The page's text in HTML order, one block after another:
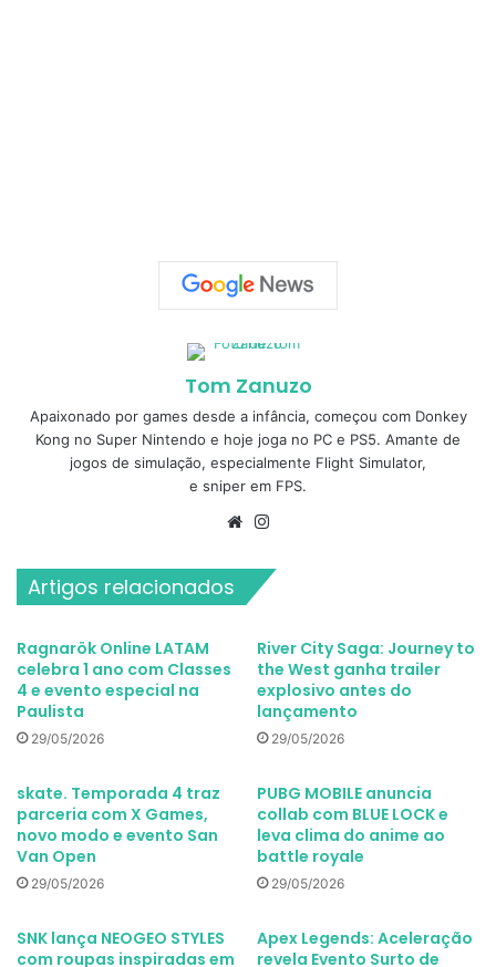
Tom Zanuzo
Apaixonado por games desde a infância, começou com Donkey
Kong no Super Nintendo e hoje joga no PC e PS5. Amante de
jogos de simulação, especialmente Flight Simulator,
e sniper em FPS.
Website
Artigos relacionados
Ragnarök Online LATAM
celebra 1 ano com Classes
4 e evento especial na
Paulista
29/05/2026
River City Saga: Journey to
the West ganha trailer
explosivo antes do
lançamento
29/05/2026
skate. Temporada 4 traz
parceria com X Games,
novo modo e evento San
Van Open
29/05/2026
PUBG MOBILE anuncia
collab com BLUE LOCK e
leva clima do anime ao
battle royale
29/05/2026
SNK lança NEOGEO STYLES
com roupas inspiradas em
Apex Legends: Aceleração
revela Evento Surto de